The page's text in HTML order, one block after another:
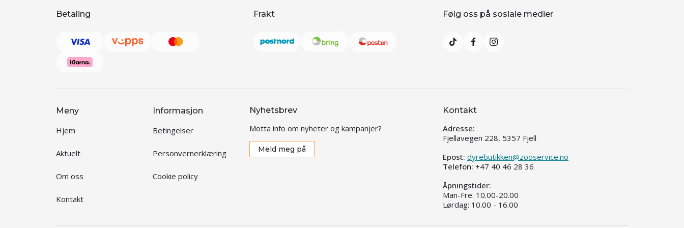
Betaling Frakt Følg oss på sosiale medier
Meny
Hjem
Aktuelt
Om oss
Kontakt
Informasjon
Betingelser
Personvernerklæring
Cookie policy
Nyhetsbrev
Motta info om nyheter og kampanjer?
Meld meg på
Kontakt
Adresse:
Fjellavegen 228, 5357 Fjell
Epost: dyrebutikken@zooservice.no
Telefon: +47 40 46 28 36
Åpningstider:
Man-Fre: 10.00-20.00
Lørdag: 10.00 - 16.00